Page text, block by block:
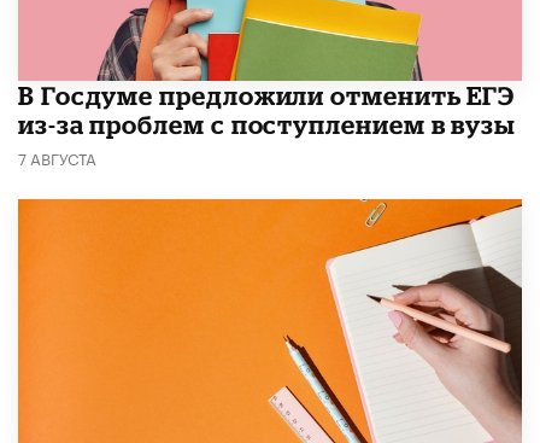
В Госдуме предложили отменить ЕГЭ
из-за проблем с поступлением в вузы
7 АВГУСТА